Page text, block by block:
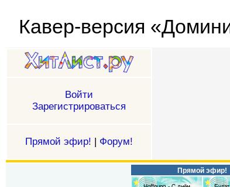
Кавер-версия
Войти
Зарегистрироваться
Прямой эфир! | Форум!
Прямой эфир!